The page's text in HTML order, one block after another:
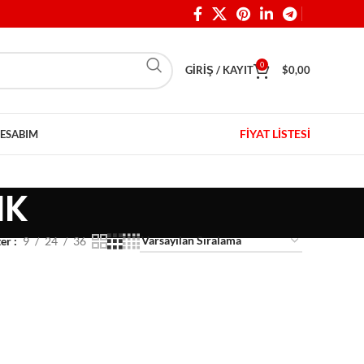
GIRIŞ / KAYIT 0 $0,00
FİYAT LİSTESİ
9 24 36